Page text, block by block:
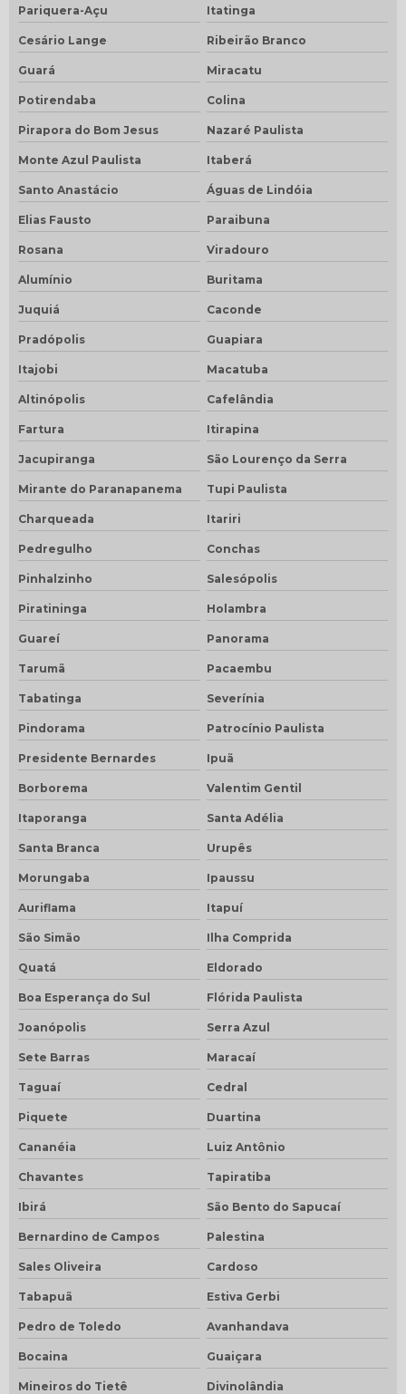
Pariquera-Açu Itatinga
Cesário Lange Ribeirão Branco
Guará Miracatu
Potirendaba Colina
Pirapora do Bom Jesus Nazaré Paulista
Monte Azul Paulista Itaberá
Santo Anastácio Águas de Lindóia
Elias Fausto Paraibuna
Rosana Viradouro
Alumínio Buritama
Juquiá Caconde
Pradópolis Guapiara
Itajobi Macatuba
Altinópolis Cafelândia
Fartura Itirapina
Jacupiranga São Lourenço da Serra
Mirante do Paranapanema Tupi Paulista
Charqueada Itariri
Pedregulho Conchas
Pinhalzinho Salesópolis
Piratininga Holambra
Guareí Panorama
Tarumã Pacaembu
Tabatinga Severínia
Pindorama Patrocínio Paulista
Presidente Bernardes Ipuã
Borborema Valentim Gentil
Itaporanga Santa Adélia
Santa Branca Urupês
Morungaba Ipaussu
Auriflama Itapuí
São Simão Ilha Comprida
Quatá Eldorado
Boa Esperança do Sul Flórida Paulista
Joanópolis Serra Azul
Sete Barras Maracaí
Taguaí Cedral
Piquete Duartina
Cananéia Luiz Antônio
Chavantes Tapiratiba
Ibirá São Bento do Sapucaí
Bernardino de Campos Palestina
Sales Oliveira Cardoso
Tabapuã Estiva Gerbi
Pedro de Toledo Avanhandava
Bocaina Guaiçara
Mineiros do Tietê Divinolândia